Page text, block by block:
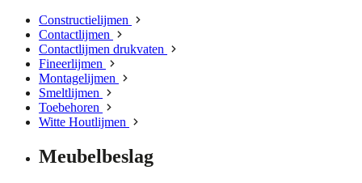
Constructielijmen
Contactlijmen
Contactlijmen drukvaten
Fineerlijmen
Montagelijmen
Smeltlijmen
Toebehoren
Witte Houtlijmen
Meubelbeslag